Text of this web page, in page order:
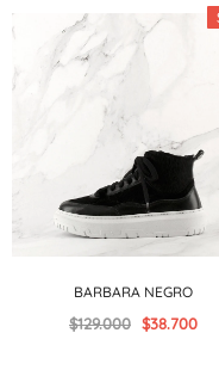
BARBARA NEGRO
$129.000 $38.700